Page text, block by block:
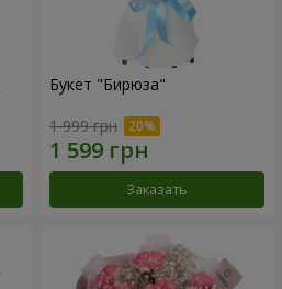
Букет "Бирюза"
1 999 грн
Заказать